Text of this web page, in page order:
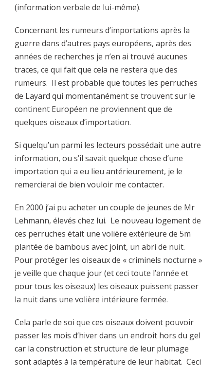
(information verbale de lui-même).
Concernant les rumeurs d’importations après la
guerre dans d’autres pays européens, après des
années de recherches je n’en ai trouvé aucunes
traces, ce qui fait que cela ne restera que des
rumeurs. Il est probable que toutes les perruches
de Layard qui momentanément se trouvent sur le
continent Européen ne proviennent que de
quelques oiseaux d’importation.
Si quelqu’un parmi les lecteurs possédait une autre
information, ou s’il savait quelque chose d’une
importation qui a eu lieu antérieurement, je le
remercierai de bien vouloir me contacter.
En 2000 j’ai pu acheter un couple de jeunes de Mr
Lehmann, élevés chez lui. Le nouveau logement de
ces perruches était une volière extérieure de 5m
plantée de bambous avec joint, un abri de nuit.
Pour protéger les oiseaux de « criminels nocturne »
je veille que chaque jour (et ceci toute l’année et
pour tous les oiseaux) les oiseaux puissent passer
la nuit dans une volière intérieure fermée.
Cela parle de soi que ces oiseaux doivent pouvoir
passer les mois d’hiver dans un endroit hors du gel
car la construction et structure de leur plumage
sont adaptés à la température de leur habitat. Ceci